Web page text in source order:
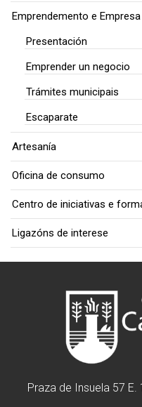
Emprendemento e Empresa
Presentación
Emprender un negocio
Trámites municipais
Escaparate
Artesanía
Oficina de consumo
Centro de iniciativas e
Ligazóns de interese
Praza de Insuela 57 E.